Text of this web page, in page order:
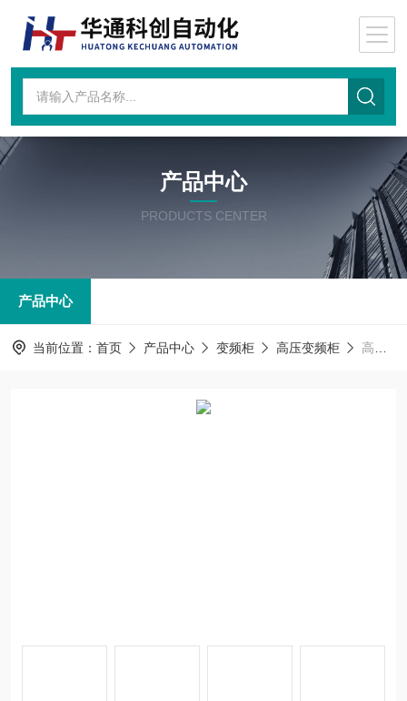
产品中心
PRODUCTS CENTER
产品中心
当前位置： 首页 产品中心 变频柜 高压变频柜 高压变频柜ATV1200C-A500-1010Y4